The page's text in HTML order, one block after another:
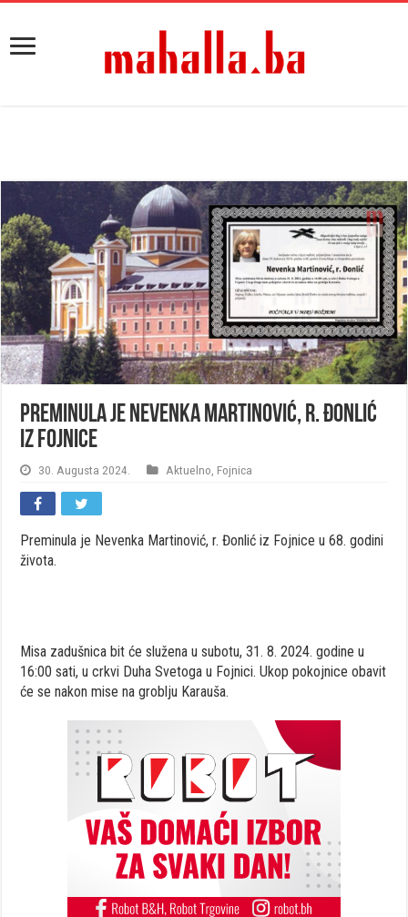
Preminula je Nevenka Martinović, r. Đonlić
iz Fojnice
30. Augusta 2024. Aktuelno Fojnica
Preminula je Nevenka Martinović, r. Đonlić iz Fojnice u 68. godini
života.
Misa zadušnica bit će služena u subotu, 31. 8. 2024. godine u
16:00 sati, u crkvi Duha Svetoga u Fojnici. Ukop pokojnice obavit
će se nakon mise na groblju Karauša.